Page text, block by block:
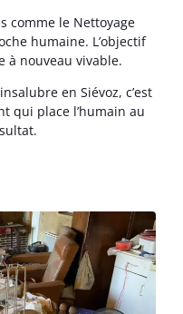
comme le Nettoyage
humaine. L’objectif
à nouveau vivable.
en Siévoz, c’est
qui place l’humain au